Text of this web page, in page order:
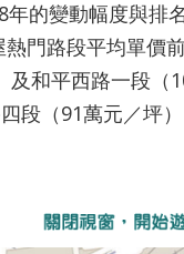
的變動幅度與排
門路段平均單價
和平西路一段（
段（91萬元／坪